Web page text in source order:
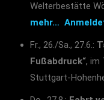
Welterbestätte
mehr…
Fr., 26./Sa., 27.6.:
Fußabdruck“, im
Stuttgart-